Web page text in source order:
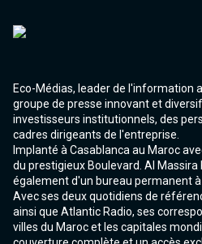
Eco-Médias, leader de l'information
groupe de presse innovant et
investisseurs institutionnels, des
cadres dirigeants de l'entreprise.
Implanté à Casablanca au Maroc
du prestigieux Boulevard. Al Massira
également d'un bureau permanent à
Avec ses deux quotidiens de
ainsi que Atlantic Radio, ses
villes du Maroc et les capitales